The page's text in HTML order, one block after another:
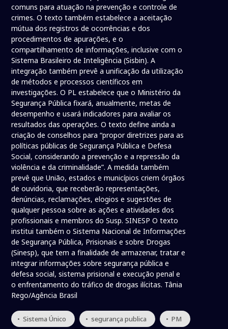
comuns para atuação na prevenção e controle de
crimes. O texto também estabelece a aceitação
mútua dos registros de ocorrências e dos
procedimentos de apurações, e o
compartilhamento de informações, inclusive com o
Sistema Brasileiro de Inteligência (Sisbin). A
integração também prevê a unificação da utilização
de métodos e processos científicos em
investigações. O PL estabelece que o Ministério da
Segurança Pública fixará, anualmente, metas de
desempenho e usará indicadores para avaliar os
resultados das operações. O texto define ainda a
criação de conselhos para “propor diretrizes para as
políticas públicas de Segurança Pública e Defesa
Social, considerando a prevenção e a repressão da
violência e da criminalidade”. A medida também
prevê que União, estados e municípios criem órgãos
de ouvidoria, que receberão representações,
denúncias, reclamações, elogios e sugestões de
qualquer pessoa sobre as ações e atividades dos
profissionais e membros do Susp. SINESP O texto
institui também o Sistema Nacional de Informações
de Segurança Pública, Prisionais e sobre Drogas
(Sinesp), que tem a finalidade de armazenar, tratar e
integrar informações sobre segurança pública e
defesa social, sistema prisional e execução penal e
o enfrentamento do tráfico de drogas ilícitas. Tânia
Rego/Agência Brasil
• Sistema Único • segurança publica • PM